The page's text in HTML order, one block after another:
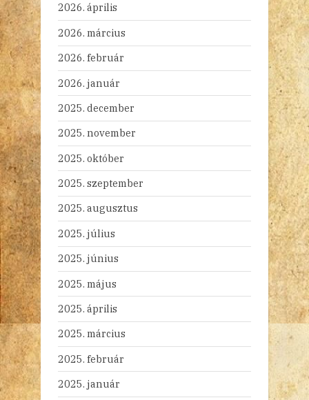
2026. április
2026. március
2026. február
2026. január
2025. december
2025. november
2025. október
2025. szeptember
2025. augusztus
2025. július
2025. június
2025. május
2025. április
2025. március
2025. február
2025. január